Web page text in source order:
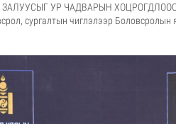
ЗАЛУУСЫГ УР ЧАДВАРЫН ХОЦРОГДЛООС
сургалтын чиглэлээр